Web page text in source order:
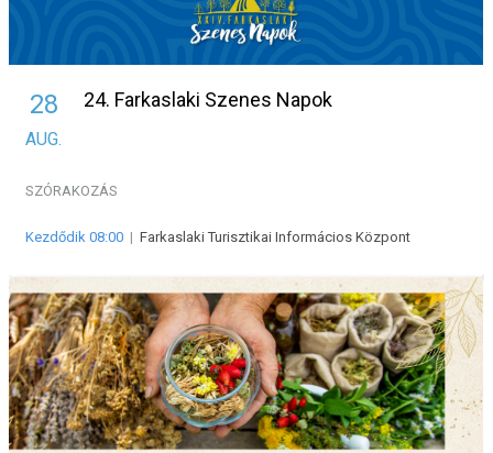
28
AUG.
24. Farkaslaki Szenes Napok
SZÓRAKOZÁS
Kezdődik 08:00 | Farkaslaki Turisztikai Informácios Központ